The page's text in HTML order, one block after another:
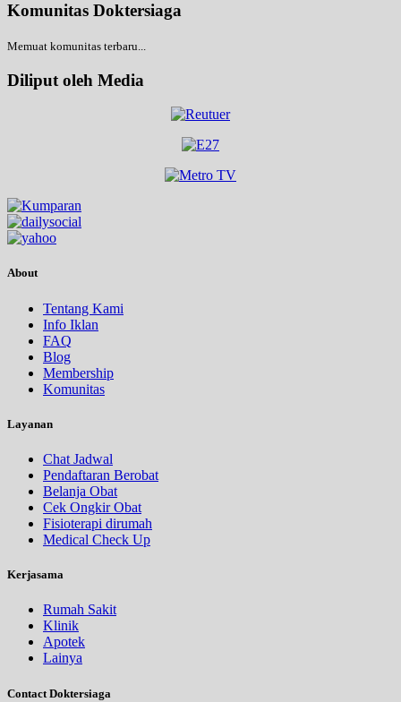
Komunitas Doktersiaga
Memuat komunitas terbaru...
Diliput oleh Media
About
Tentang Kami
Info Iklan
FAQ
Blog
Membership
Komunitas
Layanan
Chat Jadwal
Pendaftaran Berobat
Belanja Obat
Cek Ongkir Obat
Fisioterapi dirumah
Medical Check Up
Kerjasama
Rumah Sakit
Klinik
Apotek
Lainya
Contact Doktersiaga